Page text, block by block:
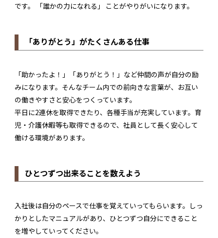
です。 「誰かの力になれる」 ことがやりがいになります。
「ありがとう」がたくさんある仕事
「助かったよ！」「ありがとう！」など仲間の声が自分の励
みになります。そんなチーム内での前向きな言葉が、お互い
の働きやすさと安心をつくっています。
平日に2連休を取得できたり、各種手当が充実しています。育
児・介護休暇等も取得できるので、社員として長く安心して
働ける環境があります。
ひとつずつ出来ることを数えよう
入社後は自分のペースで仕事を覚えていってもらいます。しっ
かりとしたマニュアルがあり、ひとつずつ自分にできること
を増やしていってください。